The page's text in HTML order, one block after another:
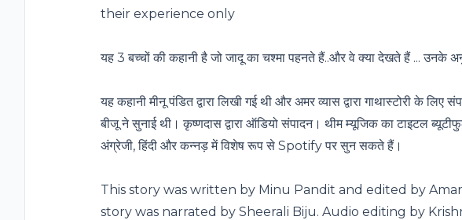
their experience only
यह 3 बच्चों की कहानी है जो जादू का चश्मा पहनते हैं..और वे क्या देखते हैं ... उनके
यह कहानी मीनू पंडित द्वारा लिखी गई थी और अमर व्यास द्वारा गाथास्टोरी के लिए
बीजू ने सुनाई थी। कृष्णदास द्वारा ऑडियो संपादन। थीम म्यूजिक का टाइटल
अंग्रेजी, हिंदी और कन्नड़ में विशेष रूप से Spotify पर सुन सकते हैं।
This story was written by Minu Pandit and edited by
story was narrated by Sheerali Biju. Audio editing by